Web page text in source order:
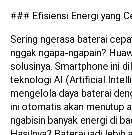
### Efisiensi Energi yang
Sering ngerasa baterai
nggak ngapa-ngapain?
solusinya. Smartphone ini
teknologi AI (Artificial
mengelola daya baterai
ini otomatis akan menutup
ngabisin banyak energi di